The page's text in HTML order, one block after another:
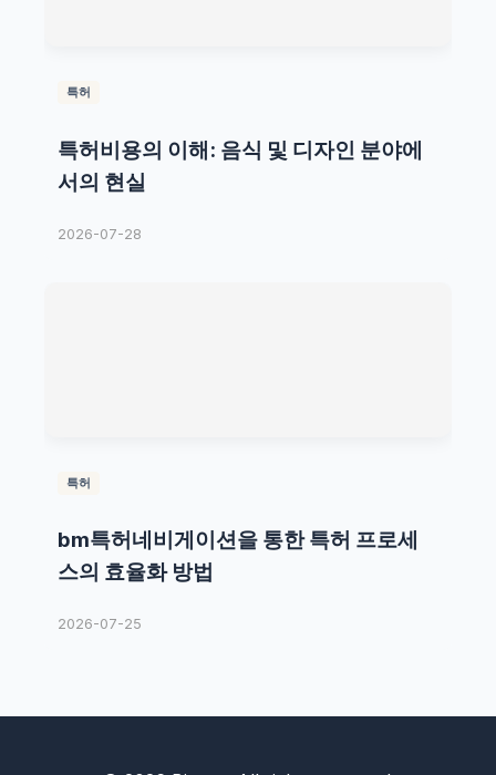
특허
특허비용의 이해: 음식 및 디자인 분야에
서의 현실
2026-07-28
특허
bm특허네비게이션을 통한 특허 프로세
스의 효율화 방법
2026-07-25